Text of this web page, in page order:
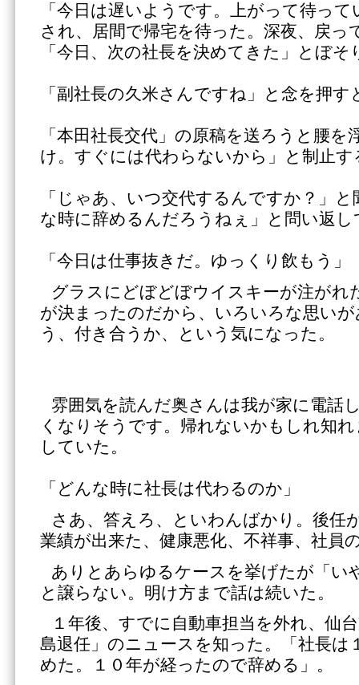
「今日は遅いようです。上がって待っ
され、居間で帰宅を待った。深夜、戻っ
「今日、次の社長を決めてきた」とぼそ
「副社長の久米さんですね」と念を押
「本田社長交代」の原稿を送ろうと腰を
け。すぐには代わらないから」と制止す
「じゃあ、いつ交代するんですか？」
な時に辞めるんだろうねぇ」と問い返し
「今日は仕事抜きだ。ゆっくり飲もう」
グラスにどぼどぼウイスキーが注がれ
が決まったのだから、いろいろな思い
う、付き合うか、という気になった。
雰囲気を読んだ奥さんは我が家に電話
くなりそうです。帰れないかもしれ知
していた。
「どんな時に社長は代わるのか」
さあ、答えろ、といわんばかり。後任
業績が出来た、健康悪化、不祥事、社員
ありとあらゆるケースを挙げたが「い
と譲らない。明け方まで話は続いた。
１年後、すでに自動車担当を外れ、仙
島退任」のニュースを知った。「社長は
めた。１０年が経ったので辞める」。